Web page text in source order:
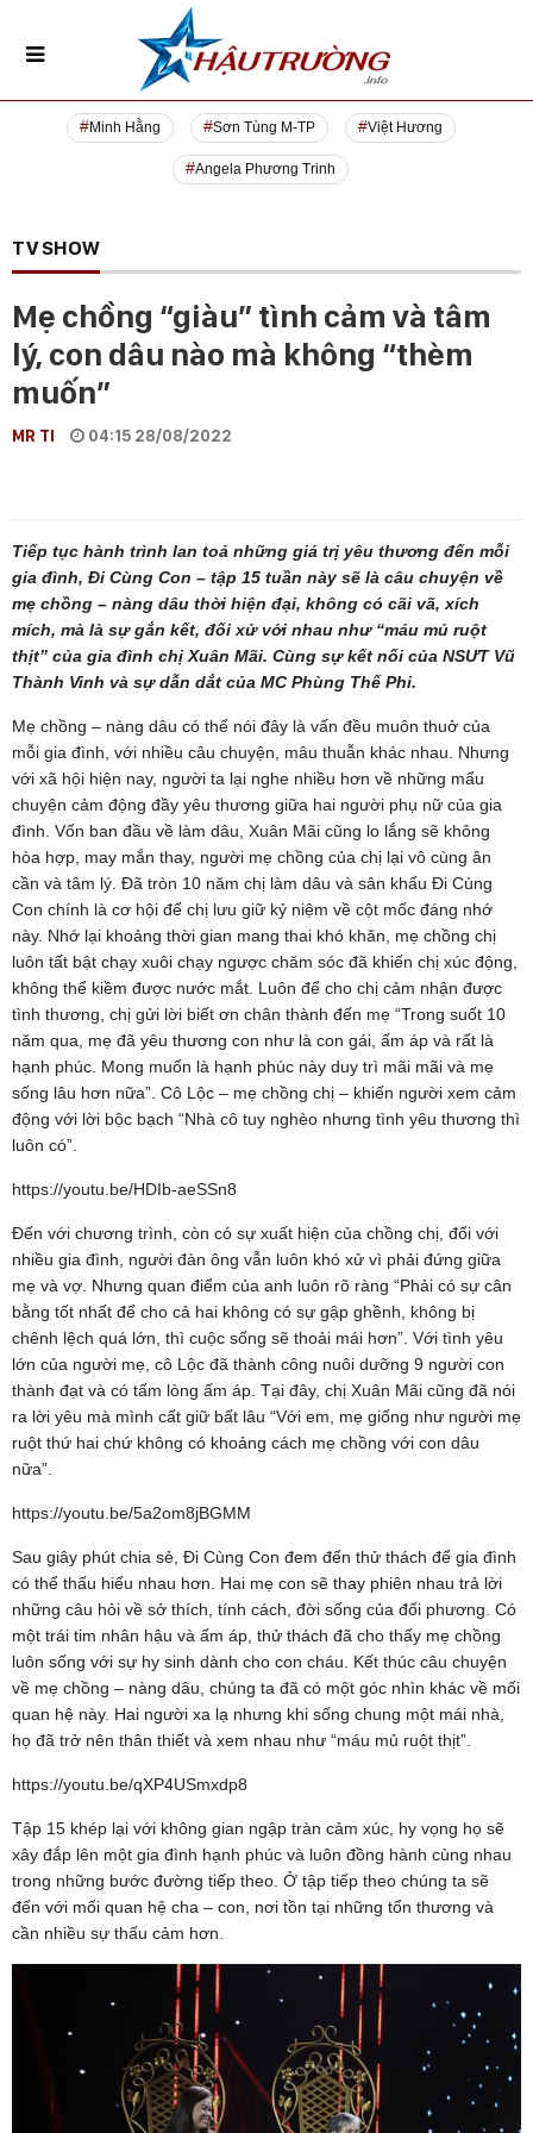
Minh Hằng Sơn Tùng M-TP Việt Hương
Angela Phương Trinh
TV SHOW
Mẹ chồng “giàu” tình cảm và tâm
lý, con dâu nào mà không “thèm
muốn”
MR TI 04:15 28/08/2022
Tiếp tục hành trình lan toả những giá trị yêu thương đến mỗi
gia đình, Đi Cùng Con – tập 15 tuần này sẽ là câu chuyện về
mẹ chồng – nàng dâu thời hiện đại, không có cãi vã, xích
mích, mà là sự gắn kết, đối xử với nhau như “máu mủ ruột
thịt” của gia đình chị Xuân Mãi. Cùng sự kết nối của NSƯT Vũ
Thành Vinh và sự dẫn dắt của MC Phùng Thế Phi.
Mẹ chồng – nàng dâu có thể nói đây là vấn đều muôn thuở của
mỗi gia đình, với nhiều câu chuyện, mâu thuẫn khác nhau. Nhưng
với xã hội hiện nay, người ta lại nghe nhiều hơn về những mẩu
chuyện cảm động đầy yêu thương giữa hai người phụ nữ của gia
đình. Vốn ban đầu về làm dâu, Xuân Mãi cũng lo lắng sẽ không
hòa hợp, may mắn thay, người mẹ chồng của chị lại vô cùng ân
cần và tâm lý. Đã tròn 10 năm chị làm dâu và sân khấu Đi Cùng
Con chính là cơ hội để chị lưu giữ kỷ niệm về cột mốc đáng nhớ
này. Nhớ lại khoảng thời gian mang thai khó khăn, mẹ chồng chị
luôn tất bật chạy xuôi chạy ngược chăm sóc đã khiến chị xúc động,
không thể kiềm được nước mắt. Luôn để cho chị cảm nhận được
tình thương, chị gửi lời biết ơn chân thành đến mẹ “Trong suốt 10
năm qua, mẹ đã yêu thương con như là con gái, ấm áp và rất là
hạnh phúc. Mong muốn là hạnh phúc này duy trì mãi mãi và mẹ
sống lâu hơn nữa”. Cô Lộc – mẹ chồng chị – khiến người xem cảm
động với lời bộc bạch “Nhà cô tuy nghèo nhưng tình yêu thương thì
luôn có”.
https://youtu.be/HDIb-aeSSn8
Đến với chương trình, còn có sự xuất hiện của chồng chị, đối với
nhiều gia đình, người đàn ông vẫn luôn khó xử vì phải đứng giữa
mẹ và vợ. Nhưng quan điểm của anh luôn rõ ràng “Phải có sự cân
bằng tốt nhất để cho cả hai không có sự gập ghềnh, không bị
chênh lệch quá lớn, thì cuộc sống sẽ thoải mái hơn”. Với tình yêu
lớn của người mẹ, cô Lộc đã thành công nuôi dưỡng 9 người con
thành đạt và có tấm lòng ấm áp. Tại đây, chị Xuân Mãi cũng đã nói
ra lời yêu mà mình cất giữ bất lâu “Với em, mẹ giống như người mẹ
ruột thứ hai chứ không có khoảng cách mẹ chồng với con dâu
nữa”.
https://youtu.be/5a2om8jBGMM
Sau giây phút chia sẻ, Đi Cùng Con đem đến thử thách để gia đình
có thể thấu hiểu nhau hơn. Hai mẹ con sẽ thay phiên nhau trả lời
những câu hỏi về sở thích, tính cách, đời sống của đối phương. Có
một trái tim nhân hậu và ấm áp, thử thách đã cho thấy mẹ chồng
luôn sống với sự hy sinh dành cho con cháu. Kết thúc câu chuyện
về mẹ chồng – nàng dâu, chúng ta đã có một góc nhìn khác về mối
quan hệ này. Hai người xa lạ nhưng khi sống chung một mái nhà,
họ đã trở nên thân thiết và xem nhau như “máu mủ ruột thịt”.
https://youtu.be/qXP4USmxdp8
Tập 15 khép lại với không gian ngập tràn cảm xúc, hy vọng họ sẽ
xây đắp lên một gia đình hạnh phúc và luôn đồng hành cùng nhau
trong những bước đường tiếp theo. Ở tập tiếp theo chúng ta sẽ
đến với mối quan hệ cha – con, nơi tồn tại những tổn thương và
cần nhiều sự thấu cảm hơn.